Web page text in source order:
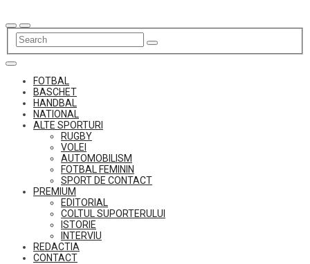
to
content
FOTBAL
BASCHET
HANDBAL
NATIONAL
ALTE SPORTURI
RUGBY
VOLEI
AUTOMOBILISM
FOTBAL FEMININ
SPORT DE CONTACT
PREMIUM
EDITORIAL
COLTUL SUPORTERULUI
ISTORIE
INTERVIU
REDACTIA
CONTACT